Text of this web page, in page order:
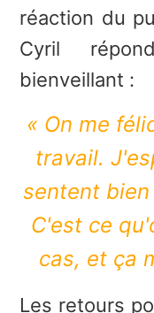
réaction du
Cyril
bienveillant :
« On me
travail.
sentent
C'est ce
cas, et ça
Les retours